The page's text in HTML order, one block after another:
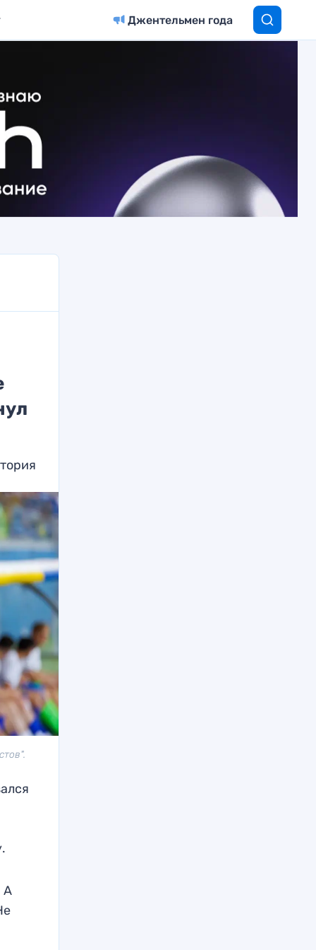
Джентельмен года
А